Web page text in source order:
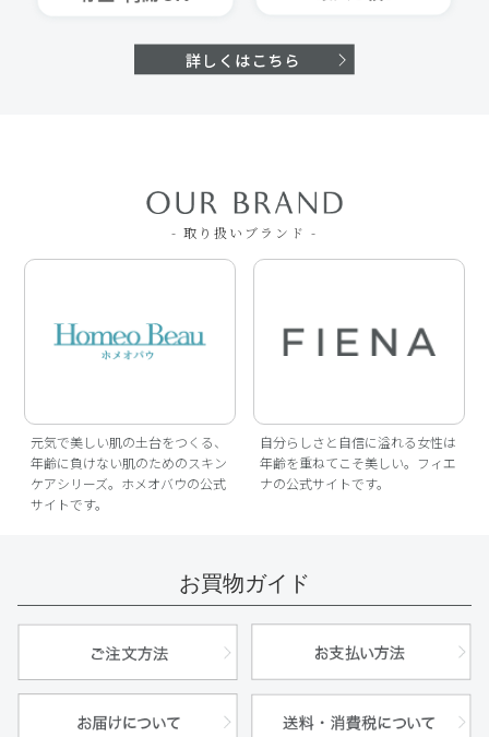
- 取り扱いブランド -
元気で美しい肌の土台をつくる、
年齢に負けない肌のためのスキン
ケアシリーズ。ホメオバウの公式
サイトです。
自分らしさと自信に溢れる女性は
年齢を重ねてこそ美しい。フィエ
ナの公式サイトです。
お買物ガイド